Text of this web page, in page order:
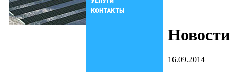
16.09.2014